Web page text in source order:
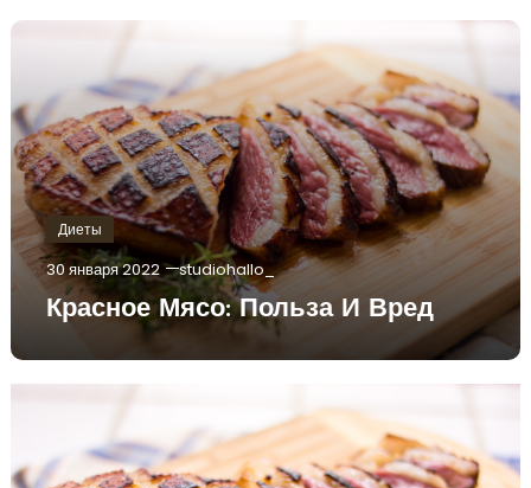
Диеты
30 января 2022 studiohallo_
Красное Мясо: Польза И Вред